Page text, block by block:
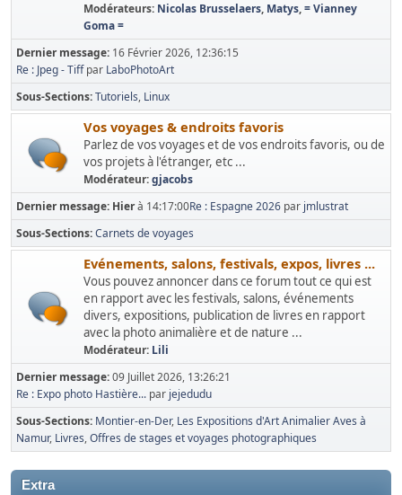
Modérateurs: Nicolas Brusselaers, Matys,= Vianney
Goma =
Dernier message: 16 Février 2026, 12:36:15
Re : Jpeg - Tiffpar LaboPhotoArt
Sous-Sections Tutoriels Linux
Vos voyages & endroits favoris
Parlez de vos voyages et de vos endroits favoris, ou de
vos projets à l'étranger, etc ...
Modérateur:gjacobs
Dernier message: Hierà 14:17:00Re : Espagne 2026 par jmlustrat
Sous-Sections Carnets de voyages
Evénements, salons, festivals, expos, livres ...
Vous pouvez annoncer dans ce forum tout ce qui est
en rapport avec les festivals, salons, événements
divers, expositions, publication de livres en rapport
avec la photo animalière et de nature ...
Modérateur: Lili
Dernier message:09 Juillet 2026, 13:26:21
Re : Expo photo Hastière... par jejedudu
Sous-Sections Montier-en-Der Les Expositions d'Art Animalier Aves à
Namur Livres Offres de stages et voyages photographiques
Extra